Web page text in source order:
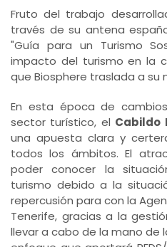
Fruto del trabajo
través de su antena
"Guía para un Turismo
impacto del turismo en la
que Biosphere traslada a su
En esta época de
sector turístico, el Cabildo
una apuesta clara y
todos los ámbitos. El
poder conocer la
turismo debido a la
repercusión para con la
Tenerife, gracias a la
llevar a cabo de la mano de